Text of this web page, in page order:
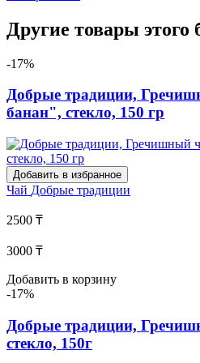
Другие товары этого
-17%
Добрые традиции,
банан", стекло, 150 гр
Добавить в избранное
Чай Добрые традиции
2500 ₸
3000 ₸
Добавить в корзину
-17%
Добрые традиции,
стекло, 150г